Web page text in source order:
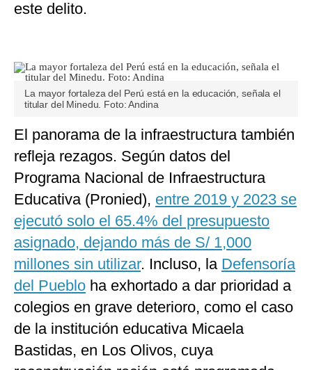
este delito.
La mayor fortaleza del Perú está en la educación, señala el
titular del Minedu. Foto: Andina
El panorama de la infraestructura también
refleja rezagos. Según datos del
Programa Nacional de Infraestructura
Educativa (Pronied), entre 2019 y 2023 se
ejecutó solo el 65.4% del presupuesto
asignado, dejando más de S/ 1,000
millones sin utilizar. Incluso, la Defensoría
del Pueblo ha exhortado a dar prioridad a
colegios en grave deterioro, como el caso
de la institución educativa Micaela
Bastidas, en Los Olivos, cuya